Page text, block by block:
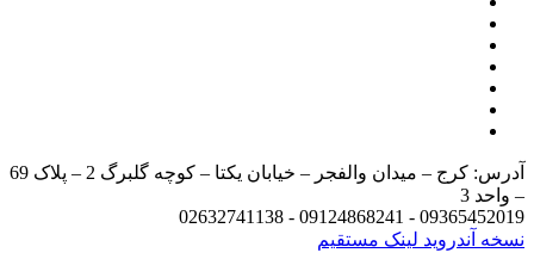
آدرس: کرج – میدان والفجر – خیابان یکتا – کوچه گلبرگ 2 – پلاک 69
3
09365452019 - 09124868241 -
آندرویدلینک مستقیم